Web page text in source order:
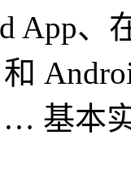
App、
基本